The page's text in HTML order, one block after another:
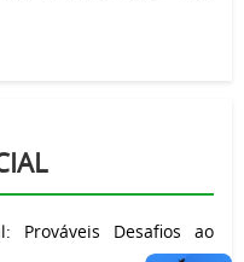
Prováveis Desafios ao